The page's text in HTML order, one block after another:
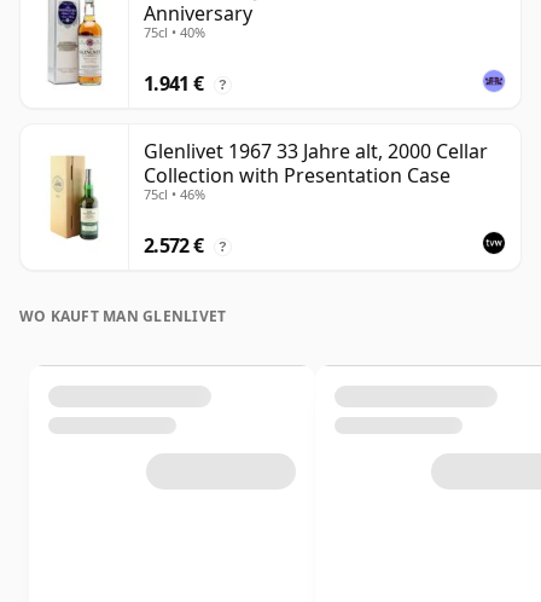
Anniversary
75cl • 40%
1.941 € ?
Glenlivet 1967 33 Jahre alt, 2000 Cellar
Collection with Presentation Case
75cl • 46%
2.572 € ?
WO KAUFT MAN GLENLIVET